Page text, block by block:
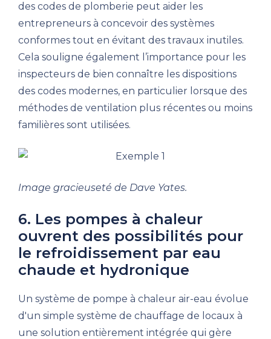
des codes de plomberie peut aider les
entrepreneurs à concevoir des systèmes
conformes tout en évitant des travaux inutiles.
Cela souligne également l’importance pour les
inspecteurs de bien connaître les dispositions
des codes modernes, en particulier lorsque des
méthodes de ventilation plus récentes ou moins
familières sont utilisées.
Image gracieuseté de Dave Yates.
6. Les pompes à chaleur
ouvrent des possibilités pour
le refroidissement par eau
chaude et hydronique
Un système de pompe à chaleur air-eau évolue
d'un simple système de chauffage de locaux à
une solution entièrement intégrée qui gère